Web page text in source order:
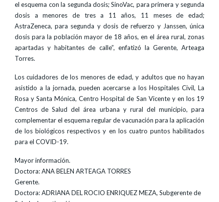
el esquema con la segunda dosis; SinoVac, para primera y segunda
dosis a menores de tres a 11 años, 11 meses de edad;
AstraZeneca, para segunda y dosis de refuerzo y Janssen, única
dosis para la población mayor de 18 años, en el área rural, zonas
apartadas y habitantes de calle”, enfatizó la Gerente, Arteaga
Torres.
Los cuidadores de los menores de edad, y adultos que no hayan
asistido a la jornada, pueden acercarse a los Hospitales Civil, La
Rosa y Santa Mónica, Centro Hospital de San Vicente y en los 19
Centros de Salud del área urbana y rural del municipio, para
complementar el esquema regular de vacunación para la aplicación
de los biológicos respectivos y en los cuatro puntos habilitados
para el COVID-19.
Mayor información.
Doctora: ANA BELEN ARTEAGA TORRES
Gerente.
Doctora: ADRIANA DEL ROCIO ENRIQUEZ MEZA, Subgerente de